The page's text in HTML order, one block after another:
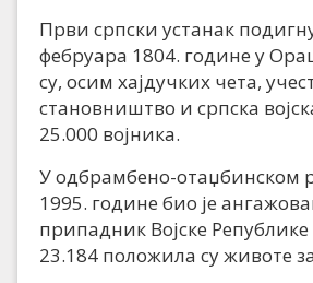
Први српски устанак
фебруара 1804. године у
су, осим хајдучких чета,
становништво и српска
25.000 војника.
У одбрамбено-отаџбинском
1995. године био је
припадник Војске
23.184 положила су животе